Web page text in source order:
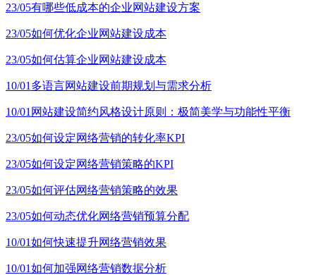
23/05有哪些低成本的企业网站建设方案
23/05如何优化企业网站建设成本
23/05如何估算企业网站建设成本
10/01 多语言网站建设前期规划与需求分析
10/01 网站建设简约风格设计原则：极简美学与功能性平衡
23/05如何设定网络营销的转化率KPI
23/05如何设定网络营销策略的KPI
23/05如何评估网络营销策略的效果
23/05如何动态优化网络营销预算分配
10/01如何快速提升网络营销效果
10/01如何加强网络营销数据分析